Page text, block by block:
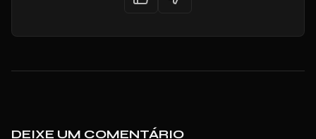
DEIXE UM COMENTÁRIO